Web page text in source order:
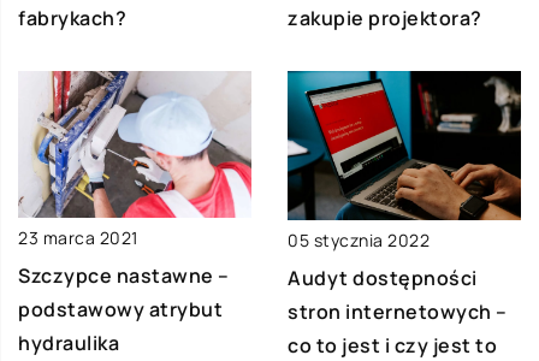
fabrykach?
zakupie projektora?
23 marca 2021
Szczypce nastawne –
podstawowy atrybut
hydraulika
05 stycznia 2022
Audyt dostępności
stron internetowych –
co to jest i czy jest to